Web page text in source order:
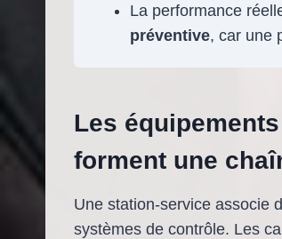
La performance
préventive, car une
Les
forment une
Une station-service associe
systèmes de contrôle. Les